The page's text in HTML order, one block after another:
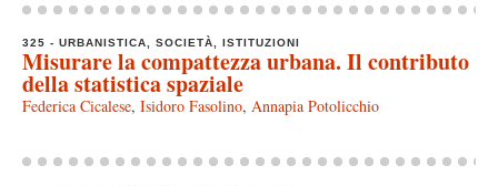
325 - URBANISTICA, SOCIETÀ, ISTITUZIONI
Misurare la compattezza urbana. Il contributo
della statistica spaziale
Federica Cicalese, Isidoro Fasolino, Annapia Potolicchio